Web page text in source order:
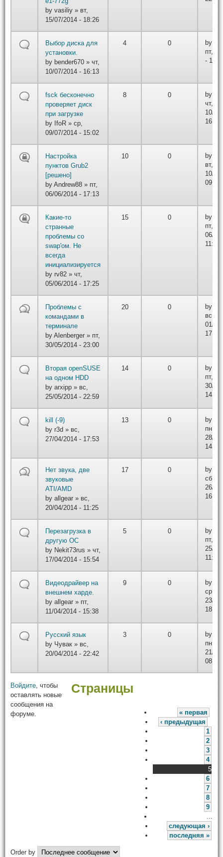
by vasiliy » вт,
15/07/2014 - 18:26
Выбор диска для
установки.
by bender670 » чт,
10/07/2014 - 16:13
4 0 by
пт,
-
fsck бесконечно
проверяет диск
при загрузке
by IfoR » ср,
09/07/2014 - 15:02
8 0 by
чт,
10/
16:12
Настройка
пунктов Grub2
[решено]
by Andrew88 » пт,
06/06/2014 - 17:13
10 0 by
вт,
10/
09:54
Какие-то
странные
проблемы со
swap'ом. Не
всегда
инициализируется
by rv82 » чт,
05/06/2014 - 17:25
15 0 by
пт,
06/
11:51
Проблемы с
командами в
терминале
by Alenberger » пт,
30/05/2014 - 23:00
20 0 by
вс,
01/
17:36
Вторая openSUSE
на одном HDD
by arxipp » вс,
25/05/2014 - 22:59
14 0 by
пт,
30/
14:04
kill (-9)
by r3d » вс,
27/04/2014 - 17:53
13 0 by
пн,
28/
14:52
Нет звука, две
звуковые
ATI/AMD
by allgear » вс,
20/04/2014 - 11:25
17 0 by
сб,
26/
16:54
Перезагрузка в
другую ОС
by Nekit73rus » чт,
17/04/2014 - 15:54
5 0 by
пт,
25/
11:40
Видеодрайвер на
внешнем харде.
by allgear » пт,
11/04/2014 - 15:38
9 0 by
ср,
23/
18:42
Русский язык
by Чувак » вс,
20/04/2014 - 22:42
3 0 by
пн,
21/
08:47
Войдите, чтобы
оставлять новые
сообщения на
форуме.
Страницы
« первая
‹ предыдущая
1
2
3
4
5
6
7
8
9
…
следующая ›
последняя »
Order by